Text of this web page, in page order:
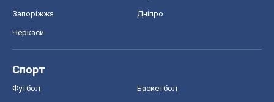
Запоріжжя Дніпро
Черкаси
Спорт
Футбол Баскетбол